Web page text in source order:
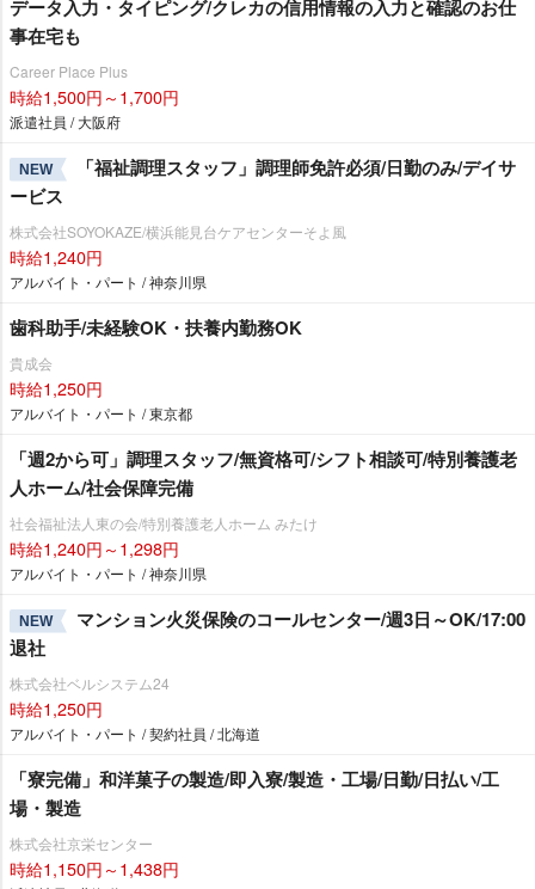
データ入力・タイピング/クレカの信用情報の入力と確認のお仕
事在宅も
Career Place Plus
時給1,500円～1,700円
派遣社員 / 大阪府
NEW
「福祉調理スタッフ」調理師免許必須/日勤のみ/デイサ
ービス
株式会社SOYOKAZE/横浜能見台ケアセンターそよ風
時給1,240円
アルバイト・パート / 神奈川県
歯科助手/未経験OK・扶養内勤務OK
貴成会
時給1,250円
アルバイト・パート / 東京都
「週2から可」調理スタッフ/無資格可/シフト相談可/特別養護老
人ホーム/社会保障完備
社会福祉法人東の会/特別養護老人ホーム みたけ
時給1,240円～1,298円
アルバイト・パート / 神奈川県
NEW
マンション火災保険のコールセンター/週3日～OK/17:00
退社
株式会社ベルシステム24
時給1,250円
アルバイト・パート / 契約社員 / 北海道
「寮完備」和洋菓子の製造/即入寮/製造・工場/日勤/日払い/工
場・製造
株式会社京栄センター
時給1,150円～1,438円